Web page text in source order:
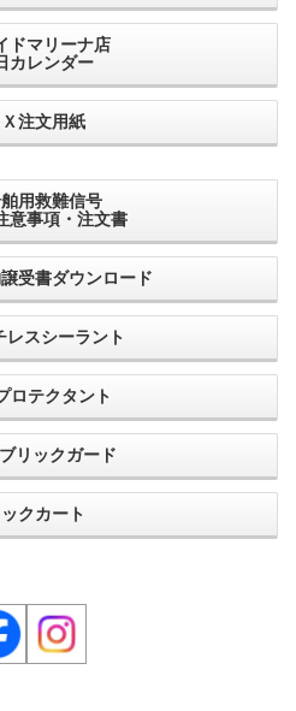
ドマリーナ店
カレンダー
Ｘ注文用紙
用救難信号
意事項・注文書
受書ダウンロード
レスシーラント
ロテクタント
リックガード
クカート